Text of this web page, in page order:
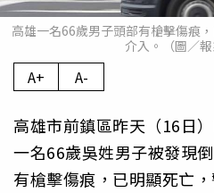
高雄一名66歲男子頭部有槍擊傷痕
介入。（圖／報
A+ A-
高雄市前鎮區昨天（16日
一名66歲吳姓男子被發現
有槍擊傷痕，已明顯死亡